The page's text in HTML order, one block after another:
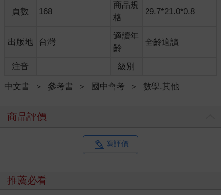
頁數 168
商品規
格
29.7*21.0*0.8
出版地 台灣
適讀年
齡
全齡適讀
注音 級別
中文書 ＞ 參考書 ＞ 國中會考 ＞ 數學.其他
商品評價
寫評價
推薦必看